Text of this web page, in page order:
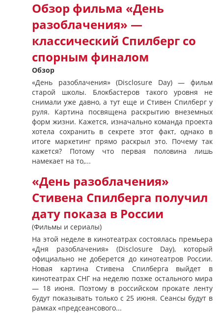
Обзор фильма «День
разоблачения» —
классический Спилберг со
спорным финалом
Обзор
«День разоблачения» (Disclosure Day) — фильм
старой школы. Блокбастеров такого уровня не
снимали уже давно, а тут еще и Стивен Спилберг у
руля. Картина посвящена раскрытию внеземных
форм жизни. Кажется, изначально команда проекта
хотела сохранить в секрете этот факт, однако в
итоге маркетинг прямо раскрыл это. Почему так
кажется? Потому что первая половина лишь
намекает на то,...
«День разоблачения»
Стивена Спилберга получил
дату показа в России
(Фильмы и сериалы)
На этой неделе в кинотеатрах состоялась премьера
«Дня разоблачения» (Disclosure Day), который
официально не доберется до кинотеатров России.
Новая картина Стивена Спилберга выйдет в
кинотеатрах СНГ на неделю позже остального мира
— 18 июня. Поэтому в российском прокате ленту
будут показывать только с 25 июня. Сеансы будут в
рамках «предсеансового...